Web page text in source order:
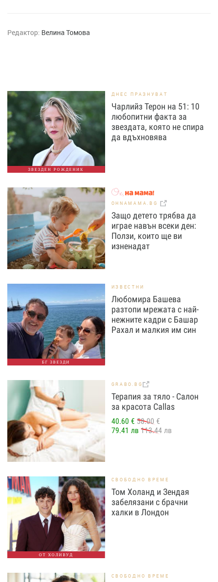
Редактор: Велина Томова
ЗВЕЗДЕН РОЖДЕНИК
ДНЕС ПРАЗНУВАТ
Чарлийз Терон на 51: 10
любопитни факта за
звездата, която не спира
да вдъхновява
OHNAMAMA.BG
Защо детето трябва да
играе навън всеки ден:
Ползи, които ще ви
изненадат
БГ ЗВЕЗДИ
ИЗВЕСТНИ
Любомира Башева
разтопи мрежата с най-
нежните кадри с Башар
Рахал и малкия им син
GRABO.BG
Терапия за тяло - Салон
за красота Callas
40.60 € 58.00 €
79.41 лв 113.44 лв
ОТ ХОЛИВУД
СВОБОДНО ВРЕМЕ
Том Холанд и Зендая
забелязани с брачни
халки в Лондон
СВОБОДНО ВРЕМЕ